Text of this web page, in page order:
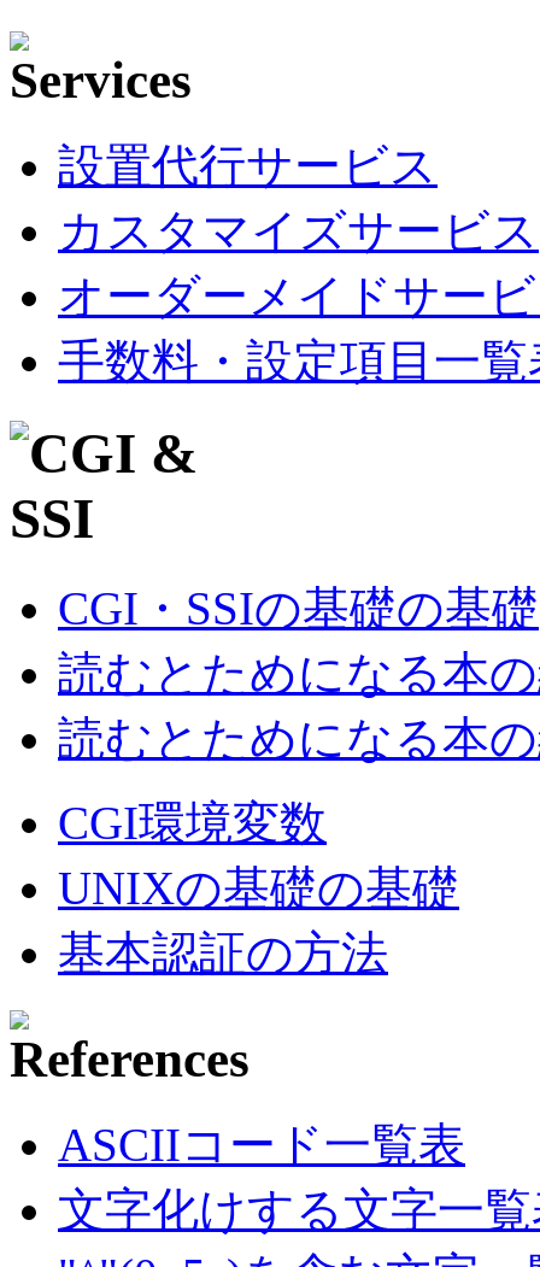
設置代行サービス
カスタマイズサービス
オーダーメイドサー
手数料・設定項目一覧
CGI・SSIの基礎の基礎
読むとためになる本
読むとためになる本
CGI環境変数
UNIXの基礎の基礎
基本認証の方法
ASCIIコード一覧表
文字化けする文字一